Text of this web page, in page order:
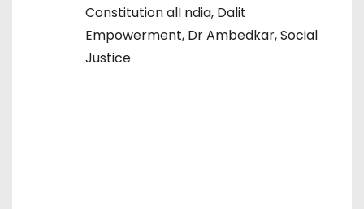
Constitution alI ndia, Dalit
Empowerment, Dr Ambedkar,Social
Justice